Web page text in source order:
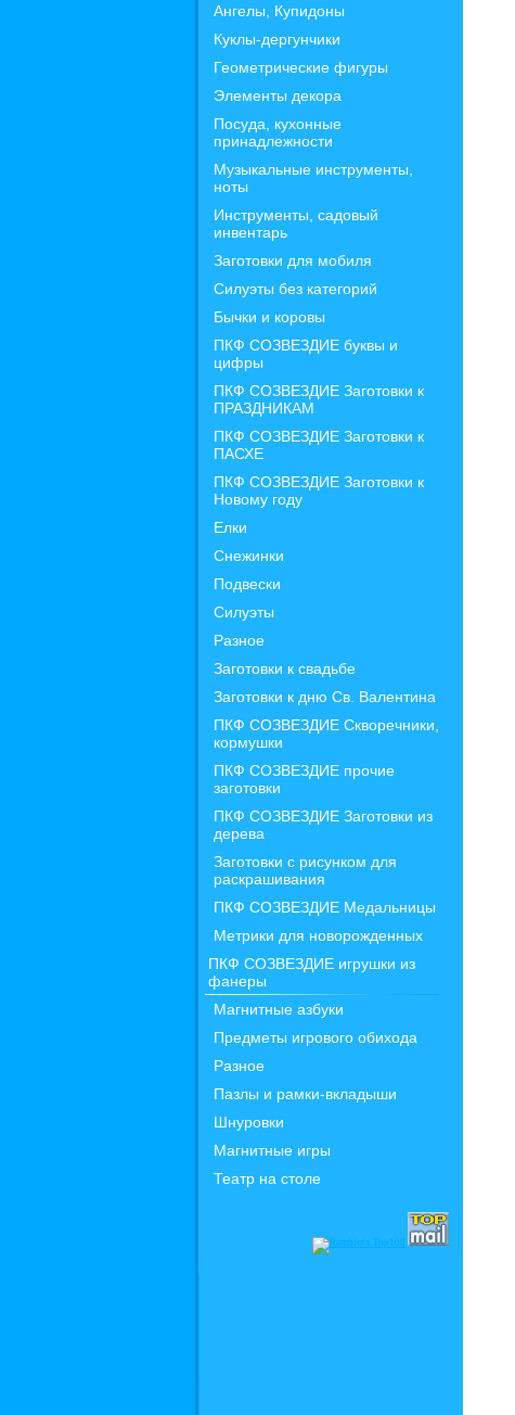
Ангелы, Купидоны
Куклы-дергунчики
Геометрические фигуры
Элементы декора
Посуда, кухонные
принадлежности
Музыкальные инструменты,
ноты
Инструменты, садовый
инвентарь
Заготовки для мобиля
Силуэты без категорий
Бычки и коровы
ПКФ СОЗВЕЗДИЕ буквы и
цифры
ПКФ СОЗВЕЗДИЕ Заготовки к
ПРАЗДНИКАМ
ПКФ СОЗВЕЗДИЕ Заготовки к
ПАСХЕ
ПКФ СОЗВЕЗДИЕ Заготовки к
Новому году
Елки
Снежинки
Подвески
Силуэты
Разное
Заготовки к свадьбе
Заготовки к дню Св. Валентина
ПКФ СОЗВЕЗДИЕ Скворечники,
кормушки
ПКФ СОЗВЕЗДИЕ прочие
заготовки
ПКФ СОЗВЕЗДИЕ Заготовки из
дерева
Заготовки с рисунком для
раскрашивания
ПКФ СОЗВЕЗДИЕ Медальницы
Метрики для новорожденных
ПКФ СОЗВЕЗДИЕ игрушки из
фанеры
Магнитные азбуки
Предметы игрового обихода
Разное
Пазлы и рамки-вкладыши
Шнуровки
Магнитные игры
Театр на столе